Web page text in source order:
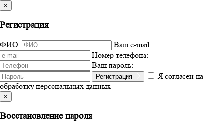
×
Регистрация
ФИО:
Ваш e-mail:
Номер телефона:
Ваш пароль:
Регистрация
Я согласен на
обработку персональных данных
×
Восстановление пароля